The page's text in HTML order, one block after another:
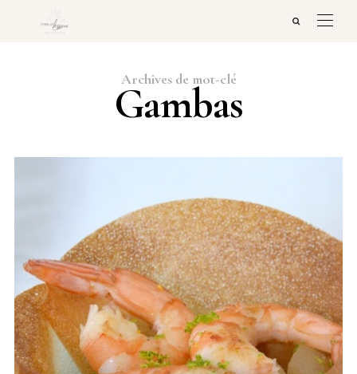
Archives de mot-clé
Gambas